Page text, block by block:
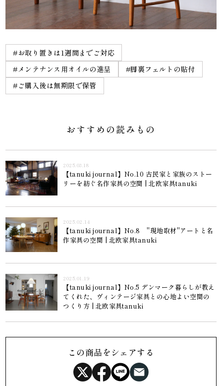
#お取り置きは1週間までご対応
#メンテナンス用オイルの進呈
#脚裏フェルトの貼付
#ご購入後は無期限で保管
おすすめの読みもの
2025.03.18
【tanuki journal】No.10 古民家と家族のストー
リーを紡ぐ名作家具の空間 | 北欧家具tanuki
2025.02.14
【tanuki journal】No.8 "現地取材"アートと名
作家具の空間 | 北欧家具tanuki
2025.01.19
【tanuki journal】No.5 デンマーク暮らしが教え
てくれた、ヴィンテージ家具との心地よい空間の
つくり方 | 北欧家具tanuki
この商品をシェアする